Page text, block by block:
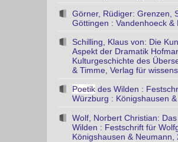
Görner, Rüdiger: Grenzen,
Göttingen : Vandenhoeck &
Schilling, Klaus von: Die
Aspekt der Dramatik
Kulturgeschichte des
& Timme, Verlag für
Poetik des Wilden :
Würzburg : Königshausen
Wolf, Norbert Christian:
Wilden : Festschrift für
Königshausen &